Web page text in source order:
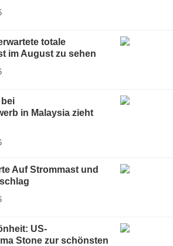
totale
im August zu sehen
in Malaysia zieht
Auf Strommast und
US-
Stone zur schönsten